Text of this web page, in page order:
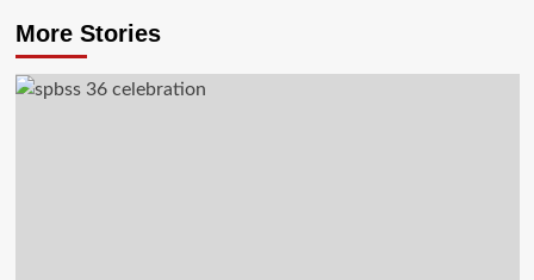
More Stories